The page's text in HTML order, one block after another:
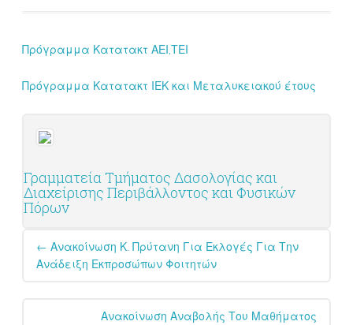
Πρόγραμμα Κατατακτ ΑΕΙ,ΤΕΙ
Πρόγραμμα Κατατακτ ΙΕΚ και Μεταλυκειακού έτους
Γραμματεία Τμήματος Δασολογίας και
Διαχείρισης Περιβάλλοντος και Φυσικών
Πόρων
Post
navigation
← Ανακοίνωση Κ. Πρύτανη Για Εκλογές Για Την
Ανάδειξη Εκπροσώπων Φοιτητών
Ανακοίνωση Αναβολής Του Μαθήματος